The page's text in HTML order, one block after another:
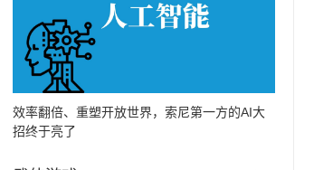
效率翻倍、重塑开放世界，索尼第一方的AI大
招终于亮了